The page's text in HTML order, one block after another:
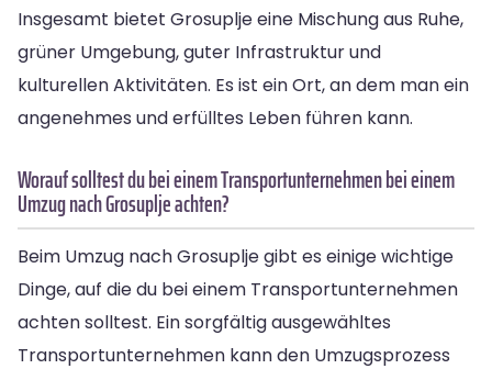
Insgesamt bietet Grosuplje eine Mischung aus Ruhe,
grüner Umgebung, guter Infrastruktur und
kulturellen Aktivitäten. Es ist ein Ort, an dem man ein
angenehmes und erfülltes Leben führen kann.
Worauf solltest du bei einem Transportunternehmen bei einem
Umzug nach Grosuplje achten?
Beim Umzug nach Grosuplje gibt es einige wichtige
Dinge, auf die du bei einem Transportunternehmen
achten solltest. Ein sorgfältig ausgewähltes
Transportunternehmen kann den Umzugsprozess